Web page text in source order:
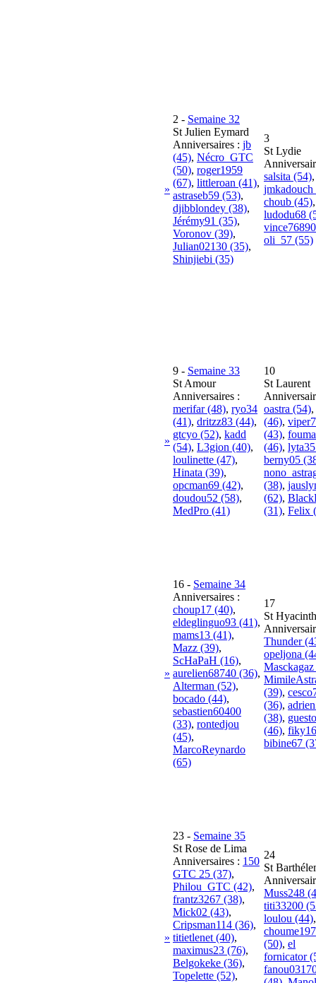
»
2 - Semaine 32
St Julien Eymard
Anniversaires : jb
(45), Nécro_GTC
(50), roger1959
(67), littleroan (41),
astraseb59 (53),
djibblondey (38),
Jérémy91 (35),
Voronov (39),
Julian02130 (35),
Shinjiebi (35)
3
St Lydie
salsita (54),
jmkadouch
choub (45),
ludodu68
oli_57 (55)
»
9 - Semaine 33
St Amour
Anniversaires :
merifar (48), ryo34
(41), dritzz83 (44),
gtcyo (52), kadd
(54), L3gion (40),
loulinette (47),
Hinata (39),
opcman69 (42),
doudou52 (58),
MedPro (41)
10
St Laurent
oastra (54),
(46),
(43),
(46),
berny05
(38),
(62),
(31), Felix
»
16 - Semaine 34
Anniversaires :
choup17 (40),
eldeglinguo93 (41),
mams13 (41),
Mazz (39),
ScHaPaH (16),
aurelien68740 (36),
Alterman (52),
bocado (44),
sebastien60400
(33), rontedjou
(45),
MarcoReynardo
(65)
17
St
Thunder
opeljona
(39),
(36),
(38),
(46),
bibine67
»
23 - Semaine 35
St Rose de Lima
Anniversaires : 150
GTC 25 (37),
Philou_GTC (42),
frantz3267 (38),
Mick02 (43),
Cripsman114 (36),
titietlenet (40),
maximus23 (76),
Belgokeke (36),
Topelette (52),
24
St
Muss248
titi33200
loulou (44),
(50), el
fornicator